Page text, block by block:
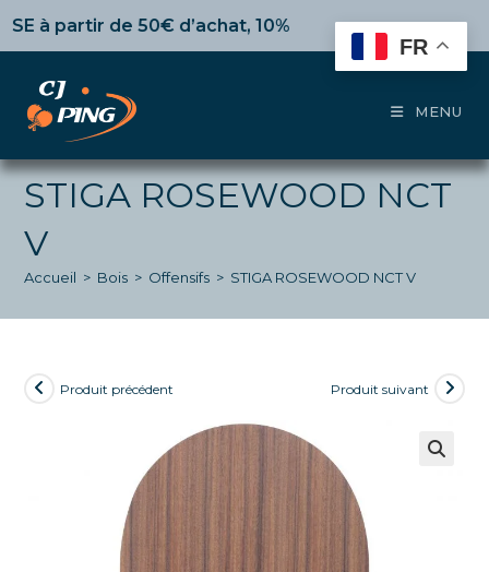
de 50€ d’achat,10%dès 100€, 15%pour 150€ et
MENU
STIGA ROSEWOOD NCT
V
Accueil > Bois > Offensifs > STIGA ROSEWOOD NCT V
Produit précédent Produit suivant
FR